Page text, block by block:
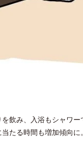
飲み、入浴もシャワ
たる時間も増加傾向